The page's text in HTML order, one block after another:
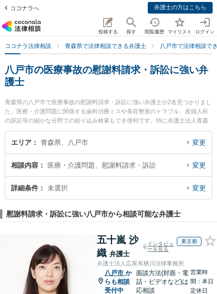
ココナラへ 弁護士の方はこちら
投稿する 探す 閲覧履歴 マイリスト ログイン
ココナラ法律相談 青森県で法律相談できる弁護士 八戸市で法律相談で
八戸市の医療事故の慰謝料請求・訴訟に強い弁
護士
青森県の八戸市で医療事故の慰謝料請求・訴訟に強い弁護士が2名見つかりまし
た。医療・介護問題に関係する歯科治療ミスや美容整形のトラブル、産婦人科
の訴訟等の細かな分野での絞り込み検索もでき便利です。特に弁護士法人青森
リーガルサービス 八戸シティ法律事務所の山口 龍介弁護士や澤村こうじ法律事
務所の澤村 康治弁護士のプロフィール情報や弁護士費用、強みなどが注目され
ブル解決の実績豊富な近くの弁護士を検索したい』『初回相談無料で医療事故
の慰謝料請求・訴訟を法律相談できる八戸市内の弁護士に相談予約したい』な
どでお困りの相談者さんにおすすめです。
エリア 青森県、八戸市 変更
相談内容 医療・介護問題、慰謝料請求・訴訟 変更
詳細条件 未選択 変更
慰謝料請求・訴訟に強い八戸市から相談可能な弁護士
五十嵐 沙
織 弁護士
インタビュ
ーを見る
東京都
弁護士法人広尾有栖川法律事務所
八戸市 か
らも相談
受付中
面談方法(対面・電
話・ビデオなど)は
応相談
営業時
間：本日
定休日